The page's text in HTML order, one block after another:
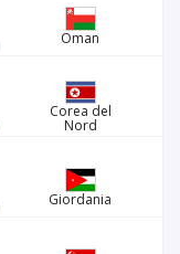
Oman
Corea del
Nord
Giordania